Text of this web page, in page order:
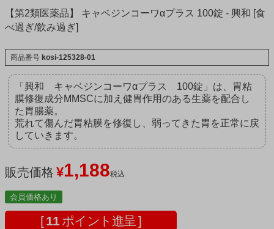
【第2類医薬品】 キャベジンコーワαプラス 100錠 - 興和 [食
べ過ぎ/飲み過ぎ]
商品番号 kosi-125328-01
「興和 キャベジンコーワαプラス 100錠」は、胃粘
膜修復成分MMSCに加え健胃作用のある生薬を配合し
た胃腸薬。
荒れて傷んだ胃粘膜を修復し、弱ってきた胃を正常に戻
していきます。
販売価格 ¥1,188税込
会員価格あり
[ 11 ポイント進呈 ]